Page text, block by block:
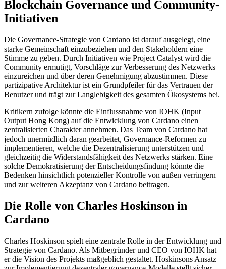
Blockchain Governance und Community-
Initiativen
Die Governance-Strategie von Cardano ist darauf ausgelegt, eine
starke Gemeinschaft einzubeziehen und den Stakeholdern eine
Stimme zu geben. Durch Initiativen wie Project Catalyst wird die
Community ermutigt, Vorschläge zur Verbesserung des Netzwerks
einzureichen und über deren Genehmigung abzustimmen. Diese
partizipative Architektur ist ein Grundpfeiler für das Vertrauen der
Benutzer und trägt zur Langlebigkeit des gesamten Ökosystems bei.
Kritikern zufolge könnte die Einflussnahme von IOHK (Input
Output Hong Kong) auf die Entwicklung von Cardano einen
zentralisierten Charakter annehmen. Das Team von Cardano hat
jedoch unermüdlich daran gearbeitet, Governance-Reformen zu
implementieren, welche die Dezentralisierung unterstützen und
gleichzeitig die Widerstandsfähigkeit des Netzwerks stärken. Eine
solche Demokratisierung der Entscheidungsfindung könnte die
Bedenken hinsichtlich potenzieller Kontrolle von außen verringern
und zur weiteren Akzeptanz von Cardano beitragen.
Die Rolle von Charles Hoskinson in
Cardano
Charles Hoskinson spielt eine zentrale Rolle in der Entwicklung und
Strategie von Cardano. Als Mitbegründer und CEO von IOHK hat
er die Vision des Projekts maßgeblich gestaltet. Hoskinsons Ansatz